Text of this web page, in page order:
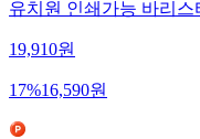
유치원 인쇄가능 바리스
19,910원
17%16,590원